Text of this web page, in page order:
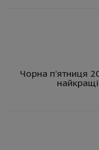
Чорна п’ятниця